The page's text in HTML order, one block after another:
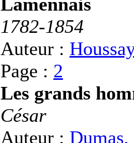
1782-1854
Auteur :
Page : 2
Les grands
César
Auteur :